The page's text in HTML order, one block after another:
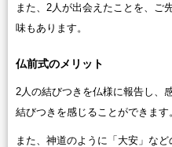
また、2人が出会えたことを、ご
味もあります。
仏前式のメリット
2人の結びつきを仏様に報告し、
結びつきを感じることができます
また、神道のように「大安」な